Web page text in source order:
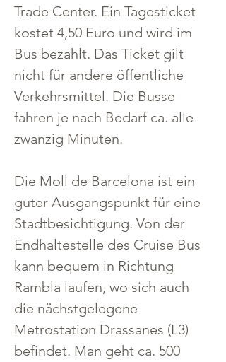
Trade Center. Ein Tagesticket
kostet 4,50 Euro und wird im
Bus bezahlt. Das Ticket gilt
nicht für andere öffentliche
Verkehrsmittel. Die Busse
fahren je nach Bedarf ca. alle
zwanzig Minuten.
Die Moll de Barcelona ist ein
guter Ausgangspunkt für eine
Stadtbesichtigung. Von der
Endhaltestelle des Cruise Bus
kann bequem in Richtung
Rambla laufen, wo sich auch
die nächstgelegene
Metrostation Drassanes (L3)
befindet. Man geht ca. 500